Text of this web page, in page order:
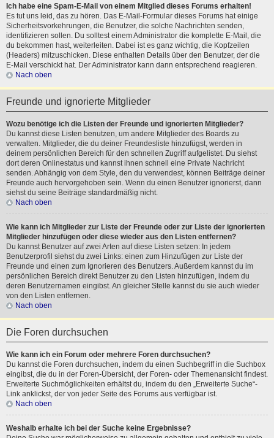
Ich habe eine Spam-E-Mail von einem Mitglied dieses Forums erhalten!
Es tut uns leid, das zu hören. Das E-Mail-Formular dieses Forums hat einige
Sicherheitsvorkehrungen, die Benutzer, die solche Nachrichten senden,
identifizieren sollen. Du solltest einem Administrator die komplette E-Mail, die
du bekommen hast, weiterleiten. Dabei ist es ganz wichtig, die Kopfzeilen
(Headers) mitzuschicken. Diese enthalten Details über den Benutzer, der die
E-Mail verschickt hat. Der Administrator kann dann entsprechend reagieren.
Nach oben
Freunde und ignorierte Mitglieder
Wozu benötige ich die Listen der Freunde und ignorierten Mitglieder?
Du kannst diese Listen benutzen, um andere Mitglieder des Boards zu
verwalten. Mitglieder, die du deiner Freundesliste hinzufügst, werden in
deinem persönlichen Bereich für den schnellen Zugriff aufgelistet. Du siehst
dort deren Onlinestatus und kannst ihnen schnell eine Private Nachricht
senden. Abhängig von dem Style, den du verwendest, können Beiträge deiner
Freunde auch hervorgehoben sein. Wenn du einen Benutzer ignorierst, dann
siehst du seine Beiträge standardmäßig nicht.
Nach oben
Wie kann ich Mitglieder zur Liste der Freunde oder zur Liste der ignorierten
Mitglieder hinzufügen oder diese wieder aus den Listen entfernen?
Du kannst Benutzer auf zwei Arten auf diese Listen setzen: In jedem
Benutzerprofil siehst du zwei Links: einen zum Hinzufügen zur Liste der
Freunde und einen zum Ignorieren des Benutzers. Außerdem kannst du im
persönlichen Bereich direkt Benutzer zu den Listen hinzufügen, indem du
deren Benutzernamen eingibst. An gleicher Stelle kannst du sie auch wieder
von den Listen entfernen.
Nach oben
Die Foren durchsuchen
Wie kann ich ein Forum oder mehrere Foren durchsuchen?
Du kannst die Foren durchsuchen, indem du einen Suchbegriff in die Suchbox
eingibst, die du in der Foren-Übersicht, der Foren- oder Themenansicht findest.
Erweiterte Suchmöglichkeiten erhältst du, indem du den „Erweiterte Suche“-
Link anklickst, der von jeder Seite des Forums aus verfügbar ist.
Nach oben
Weshalb erhalte ich bei der Suche keine Ergebnisse?